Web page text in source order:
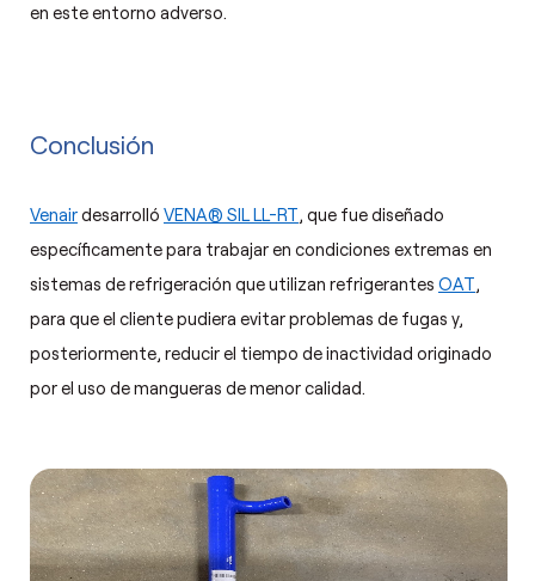
en este entorno adverso.
Conclusión
Venairdesarrolló VENA® SIL LL-RT, que fue diseñado
específicamente para trabajar en condiciones extremas en
sistemas de refrigeración que utilizan refrigerantes OAT,
para que el cliente pudiera evitar problemas de fugas y,
posteriormente, reducir el tiempo de inactividad originado
por el uso de mangueras de menor calidad.